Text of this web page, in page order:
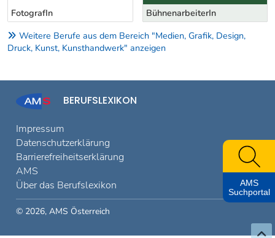
BühnenarbeiterIn Kinoservicekraft
Weitere Berufe aus dem Bereich "Medien, Grafik, Design,
Druck, Kunst, Kunsthandwerk" anzeigen
BERUFSLEXIKON
Impressum
Datenschutzerklärung
Barrierefreiheitserklärung
AMS
Über das Berufslexikon
© 2026, AMS Österreich
AMS
Suchportal